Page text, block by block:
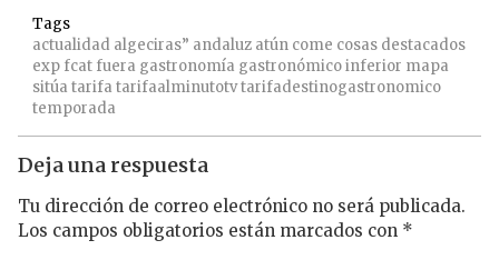
Tags
actualidad algeciras” andaluz atún come cosas destacados
exp fcat fuera gastronomía gastronómicoinferior mapa
sitúa tarifa tarifaalminutotvtarifadestinogastronomico
temporada
Deja una respuesta
Tu dirección de correo electrónico no será publicada.
Los campos obligatorios están marcados con *